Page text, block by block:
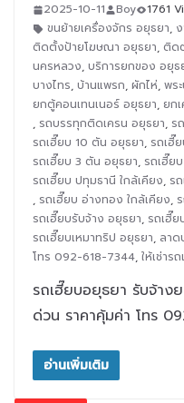
2025-10-11 Boy
1761
ขนย้ายเครื่องจักร อยุธยา,
ติดตั้งป้ายโฆษณา อยุธยา, ติด
นครหลวง, บริการยกของ อยุธ
บางไทร, บ้านแพรก, ผักไห่, พร
ยกตู้คอนเทนเนอร์ อยุธยา, ยก
, รถบรรทุกติดเครน อยุธยา, ร
รถเฮี๊ยบ 10 ตัน อยุธยา, รถเฮี๊
รถเฮี๊ยบ 3 ตัน อยุธยา, รถเฮี๊ย
รถเฮี๊ยบ ปทุมธานี ใกล้เคียง, ร
, รถเฮี๊ยบ อ่างทอง ใกล้เคียง,
รถเฮี๊ยบรับจ้าง อยุธยา, รถเฮี๊
รถเฮี๊ยบเหมาทริป อยุธยา, ลาด
โทร 092-618-7344, ให้เช่าร
รถเฮี๊ยบอยุธยา รับจ้า
ด่วน ราคาคุ้มค่า โทร
อ่านเพิ่มเติม